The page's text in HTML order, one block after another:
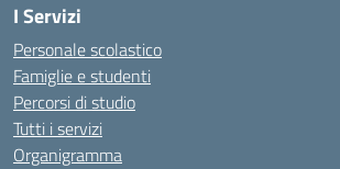
I Servizi
Personale scolastico
Famiglie e studenti
Percorsi di studio
Tutti i servizi
Organigramma